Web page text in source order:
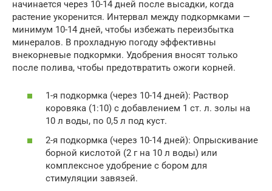
начинается через 10-14 дней после высадки, когда
растение укоренится. Интервал между подкормками —
минимум 10-14 дней, чтобы избежать переизбытка
минералов. В прохладную погоду эффективны
внекорневые подкормки. Удобрения вносят только
после полива, чтобы предотвратить ожоги корней.
1-я подкормка (через 10-14 дней): Раствор
коровяка (1:10) с добавлением 1 ст. л. золы на
10 л воды, по 0,5 л под куст.
2-я подкормка (через 10-14 дней): Опрыскивание
борной кислотой (2 г на 10 л воды) или
комплексное удобрение с бором для
стимуляции завязей.